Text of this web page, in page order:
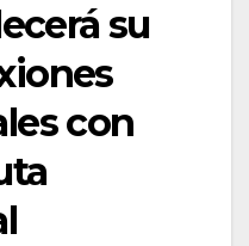
su
con